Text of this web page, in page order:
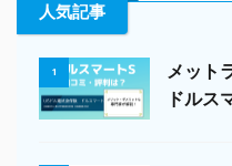
人気記事
1
メット
ドルス